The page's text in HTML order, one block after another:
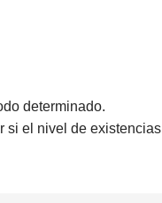
determinado.
si el nivel de existencias